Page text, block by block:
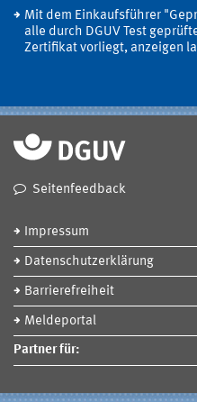
Mit dem Einkaufsführer
alle durch DGUV Test
Zertifikat vorliegt, anzeigen
Seitenfeedback
Impressum
Datenschutzerklärung
Barrierefreiheit
Meldeportal
Partner für: